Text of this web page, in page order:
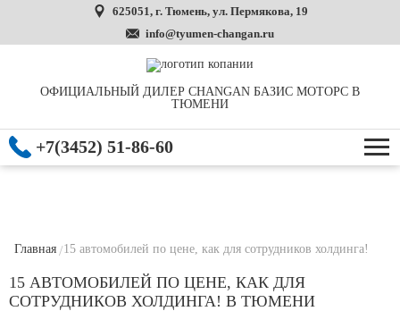
625051, г. Тюмень, ул. Пермякова, 19
info@tyumen-changan.ru
ОФИЦИАЛЬНЫЙ ДИЛЕР CHANGAN БАЗИС МОТОРС В
ТЮМЕНИ
+7(3452) 51-86-60
Главная 15 автомобилей по цене, как для сотрудников холдинга!
15 АВТОМОБИЛЕЙ ПО ЦЕНЕ, КАК ДЛЯ
СОТРУДНИКОВ ХОЛДИНГА! В ТЮМЕНИ